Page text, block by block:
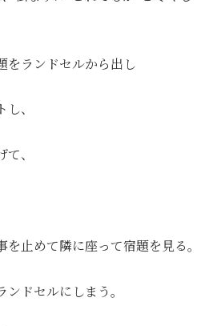
をランドセルから出し
、
、
止めて隣に座って宿題を見る。
ドセルにしまう。